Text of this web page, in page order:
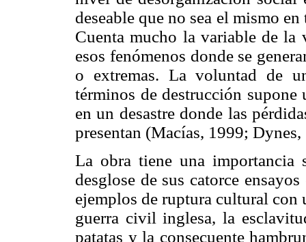
deseable que no sea el mismo
Cuenta mucho la variable de
esos fenómenos donde se
o extremas. La voluntad de
términos de destrucción
en un desastre donde las
presentan (Macías, 1999;
La obra tiene una
desglose de sus catorce
ejemplos de ruptura cultural con
guerra civil inglesa, la
patatas y la consecuente